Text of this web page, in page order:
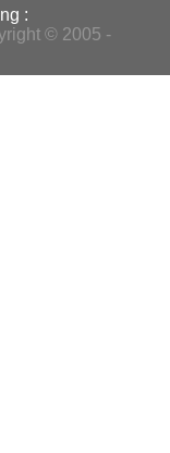
:
© 2005 -